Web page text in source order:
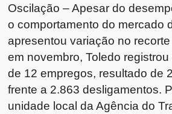
Oscilação – Apesar do
o comportamento do mercado
apresentou variação no
em novembro, Toledo
de 12 empregos, resultado de
frente a 2.863 desligamentos.
unidade local da Agência do